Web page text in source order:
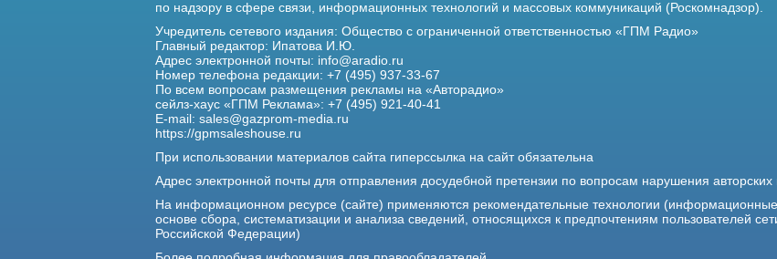
по надзору в сфере связи, информационных технологий и массовых коммуникаций (Роскомнадзор).
Учредитель сетевого издания: Общество с ограниченной ответственностью «ГПМ Радио»
Главный редактор: Ипатова И.Ю.
Адрес электронной почты: info@aradio.ru
Номер телефона редакции: +7 (495) 937-33-67
По всем вопросам размещения рекламы на «Авторадио»
сейлз-хаус «ГПМ Реклама»: +7 (495) 921-40-41
E-mail: sales@gazprom-media.ru
https://gpmsaleshouse.ru
При использовании материалов сайта гиперссылка на сайт обязательна
Адрес электронной почты для отправления досудебной претензии по вопросам нарушения
На информационном ресурсе (сайте) применяются рекомендательные технологии
основе сбора, систематизации и анализа сведений, относящихся к предпочтениям пользователей
Российской Федерации)